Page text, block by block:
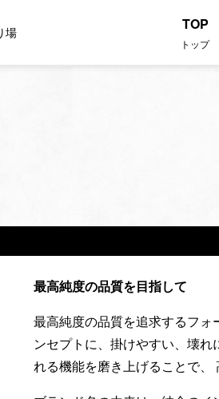
場 TOP
トップ
最高純度の品質を目指して
最高純度の品質を追求するフォ
ンセプトに、掛けやすい、壊
れる機能を磨き上げることで、